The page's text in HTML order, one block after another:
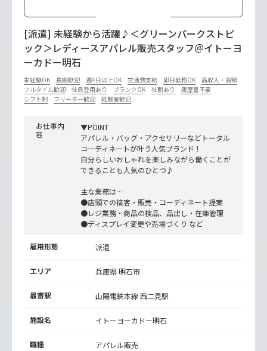
[派遣] 未経験から活躍♪＜グリーンパークストピ
ック＞レディースアパレル販売スタッフ＠イトーヨ
ーカドー明石
未経験OK 長期歓迎 週4日以上OK 交通費支給 即日勤務OK
高収入・高額
フルタイム歓迎
社員登用あり ブランクOK 社割あり
履歴書不要
シフト制
フリーター歓迎 経験者歓迎
お仕事内
容
▼POINT
アパレル・バッグ・アクセサリーなどトータル
コーディネートが叶う人気ブランド！
自分らしいおしゃれを楽しみながら働くことが
できることも人気のひとつ♪
主な業務は…
●店頭での接客・販売・コーディネート提案
●レジ業務・商品の検品、品出し・在庫管理
●ディスプレイ変更や売場づくり など
雇用形態 派遣
エリア 兵庫県 明石市
最寄駅 山陽電鉄本線西二見駅
施設名 イトーヨーカドー明石
職種 アパレル販売